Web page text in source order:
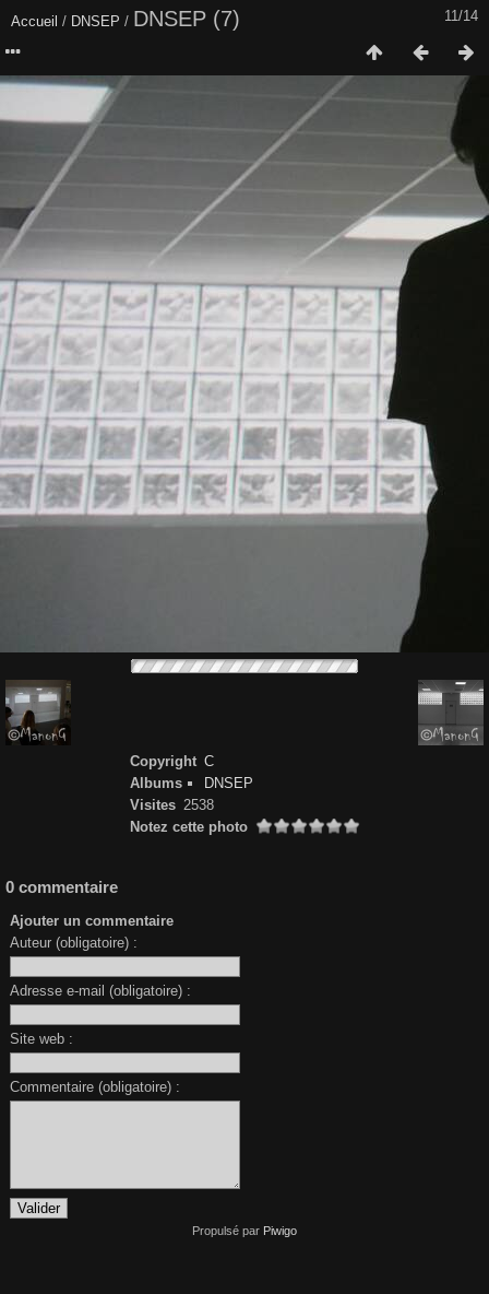
11/14
Accueil / DNSEP / DNSEP (7)
Copyright C
Albums
DNSEP
Visites 2538
Notez cette photo
0 commentaire
Ajouter un commentaire
Auteur (obligatoire) :
Adresse e-mail (obligatoire) :
Site web :
Commentaire (obligatoire) :
Propulsé par Piwigo